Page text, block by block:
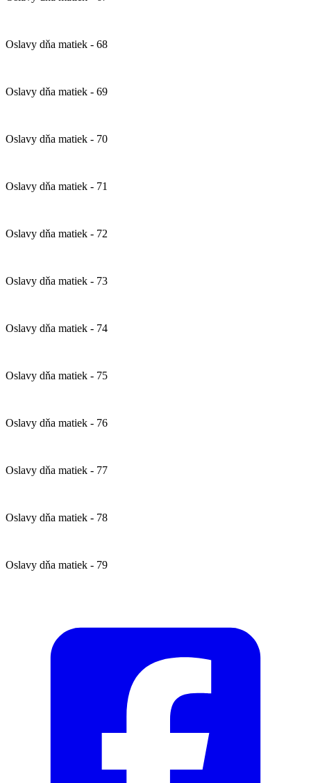
Oslavy dňa matiek - 68
Oslavy dňa matiek - 69
Oslavy dňa matiek - 70
Oslavy dňa matiek - 71
Oslavy dňa matiek - 72
Oslavy dňa matiek - 73
Oslavy dňa matiek - 74
Oslavy dňa matiek - 75
Oslavy dňa matiek - 76
Oslavy dňa matiek - 77
Oslavy dňa matiek - 78
Oslavy dňa matiek - 79